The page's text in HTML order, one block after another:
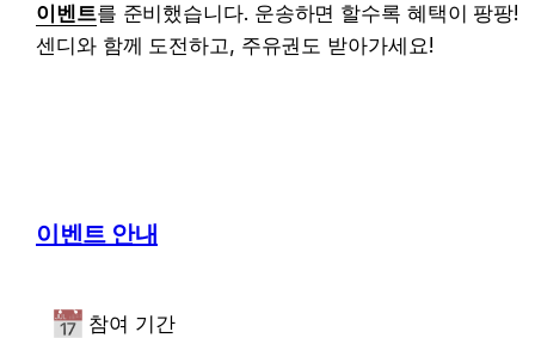
이벤트를 준비했습니다. 운송하면 할수록 혜택이 팡팡!
센디와 함께 도전하고, 주유권도 받아가세요!
이벤트 안내
참여 기간